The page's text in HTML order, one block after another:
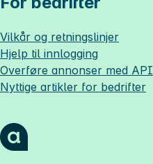
Vilkår og retningslinjer
Hjelp til innlogging
Overføre annonser med API
Nyttige artikler for bedrifter